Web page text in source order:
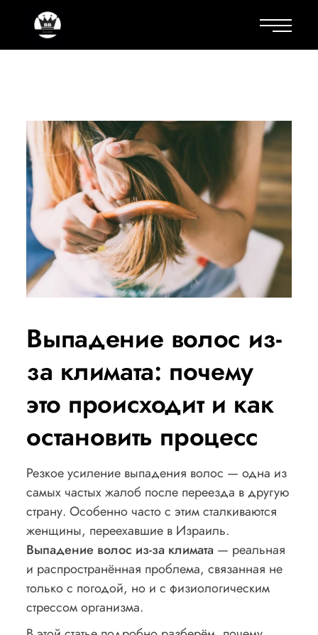
Выпадение волос из-
за климата: почему
это происходит и как
остановить процесс
Резкое усиление выпадения волос — одна из
самых частых жалоб после переезда в другую
страну. Особенно часто с этим сталкиваются
женщины, переехавшие в Израиль.
Выпадение волос из-за климата — реальная
и распространённая проблема, связанная не
только с погодой, но и с физиологическим
стрессом организма.